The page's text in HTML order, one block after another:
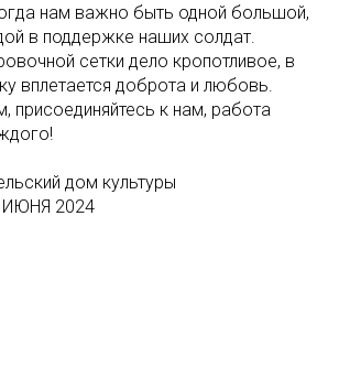
нам важно быть одной большой,
в поддержке наших солдат.
сетки дело кропотливое, в
вплетается доброта и любовь.
присоединяйтесь к нам, работа
дом культуры
2024